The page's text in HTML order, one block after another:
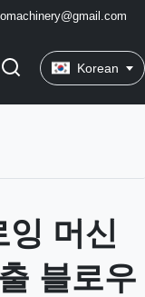
Korean
머신
블로우